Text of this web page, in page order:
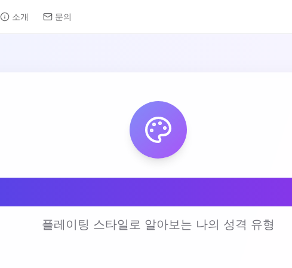
소개 문의
플레이팅 스타일로 알아보는 나의 성격 유형